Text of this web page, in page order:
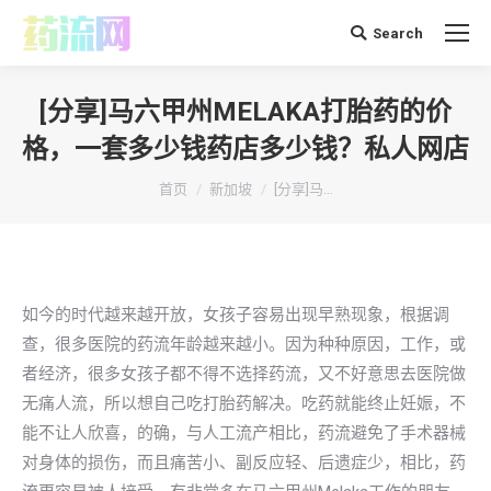
搜 Search
[分享]马六甲州MELAKA打胎药的价
格，一套多少钱药店多少钱？私人网店
你在这里：
首页 新加坡 [分享]马…
如今的时代越来越开放，女孩子容易出现早熟现象，根据调
查，很多医院的药流年龄越来越小。因为种种原因，工作，或
者经济，很多女孩子都不得不选择药流，又不好意思去医院做
无痛人流，所以想自己吃打胎药解决。吃药就能终止妊娠，不
能不让人欣喜，的确，与人工流产相比，药流避免了手术器械
对身体的损伤，而且痛苦小、副反应轻、后遗症少，相比，药